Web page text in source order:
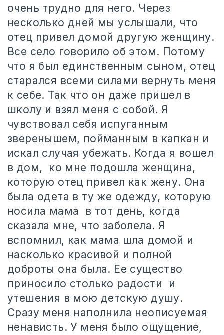
очень трудно для него. Через
несколько дней мы услышали, что
отец привел домой другую женщину.
Все село говорило об этом. Потому
что я был единственным сыном, отец
старался всеми силами вернуть меня
к себе. Так что он даже пришел в
школу и взял меня с собой. Я
чувствовал себя испуганным
зверенышем, пойманным в капкан и
искал случая убежать. Когда я вошел
в дом,
ко мне подошла женщина,
которую отец привел как жену. Она
была одета в ту же одежду, которую
носила мама
в тот день, когда
сказала мне, что заболела. Я
вспомнил, как мама шла домой и
насколько красивой и полной
доброты она была. Ее существо
приносило столько радости
и
утешения в мою детскую душу.
Сразу меня наполнила неописуемая
ненависть. У меня было ощущение,